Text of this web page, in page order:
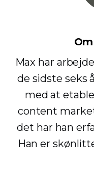
Max har
de sidste seks
med at
content
det har han
Han er